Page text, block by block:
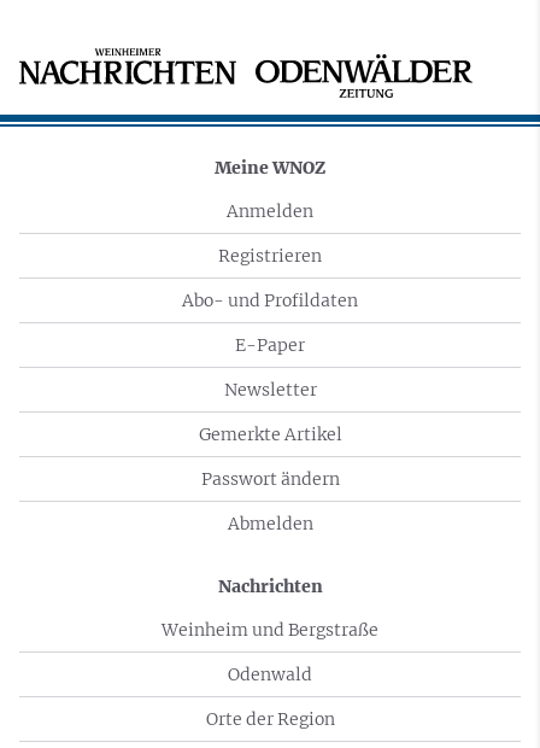
Meine WNOZ
Anmelden
Registrieren
Abo- und Profildaten
E-Paper
Newsletter
Gemerkte Artikel
Passwort ändern
Abmelden
Nachrichten
Weinheim und Bergstraße
Odenwald
Orte der Region